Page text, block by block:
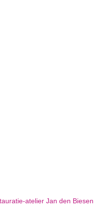
atelier Jan den